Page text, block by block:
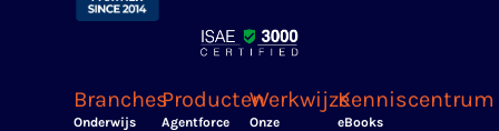
Branches
Onderwijs
Producten
Agentforce
Werkwijze
Onze
Kenniscentrum
eBooks